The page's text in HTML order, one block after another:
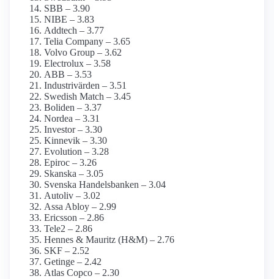
SBB – 3.90
NIBE – 3.83
Addtech – 3.77
Telia Company – 3.65
Volvo Group – 3.62
Electrolux – 3.58
ABB – 3.53
Industrivärden – 3.51
Swedish Match – 3.45
Boliden – 3.37
Nordea – 3.31
Investor – 3.30
Kinnevik – 3.30
Evolution – 3.28
Epiroc – 3.26
Skanska – 3.05
Svenska Handelsbanken – 3.04
Autoliv – 3.02
Assa Abloy – 2.99
Ericsson – 2.86
Tele2 – 2.86
Hennes & Mauritz (H&M) – 2.76
SKF – 2.52
Getinge – 2.42
Atlas Copco – 2.30